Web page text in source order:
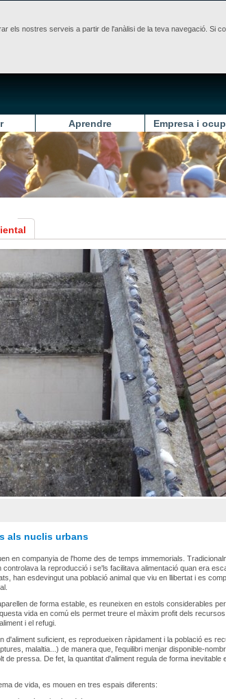
els nostres serveis a partir de l'anàlisi de la teva navegació. Si
Aprendre Empresa i
als nuclis urbans
en companyia de l'home des de temps immemorials.
controlava la reproducció i se'ls facilitava alimentació quan era
han esdevingut una població animal que viu en llibertat i es
de forma estable, es reuneixen en estols considerables
vida en comú els permet treure el màxim profit dels
i el refugi.
d'aliment suficient, es reprodueixen ràpidament i la població es
malaltia...) de manera que, l'equilibri menjar disponible-
de pressa. De fet, la quantitat d'aliment regula de forma inevitable
de vida, es mouen en tres espais diferents: